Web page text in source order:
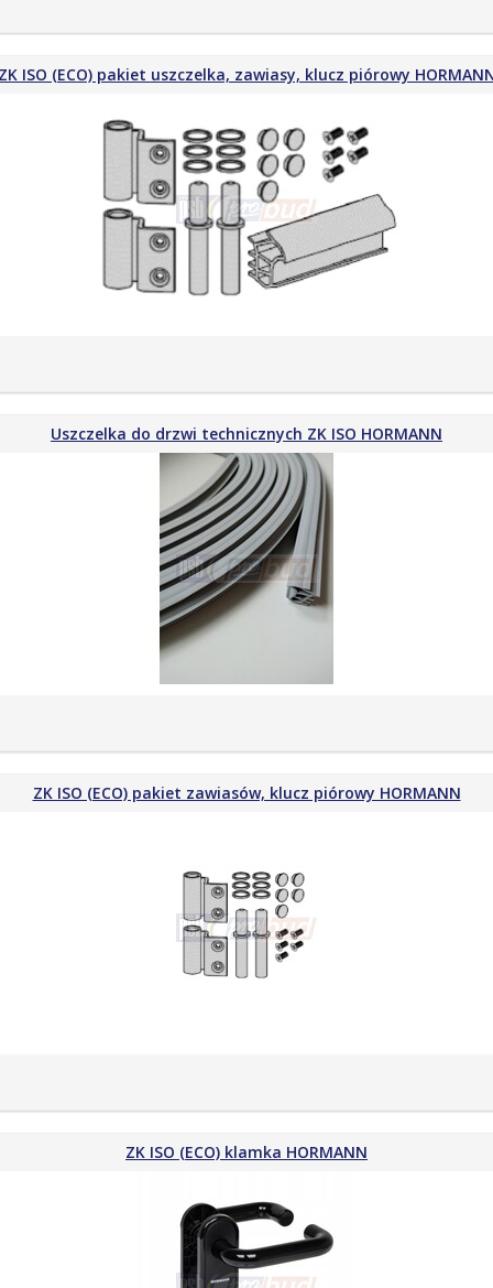
ZK ISO (ECO) pakiet uszczelka, zawiasy, klucz piórowy
Uszczelka do drzwi technicznych ZK ISO HORMANN
ZK ISO (ECO) pakiet zawiasów, klucz piórowy HORMANN
ZK ISO (ECO) klamka HORMANN